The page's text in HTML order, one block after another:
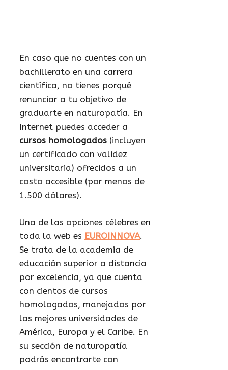
En caso que no cuentes con un
bachillerato en una carrera
científica, no tienes porqué
renunciar a tu objetivo de
graduarte en naturopatía. En
Internet puedes acceder a
cursos homologados (incluyen
un certificado con validez
universitaria) ofrecidos a un
costo accesible (por menos de
1.500 dólares).
Una de las opciones célebres en
toda la web es EUROINNOVA.
Se trata de la academia de
educación superior a distancia
por excelencia, ya que cuenta
con cientos de cursos
homologados, manejados por
las mejores universidades de
América, Europa y el Caribe. En
su sección de naturopatía
podrás encontrarte con